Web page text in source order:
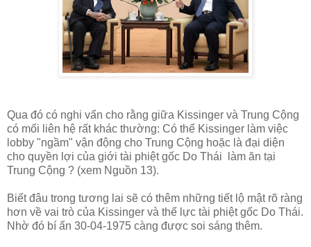
Qua đó có nghi vấn cho rằng giữa Kissinger và Trung Cộng
có mối liên hệ rất khác thường: Có thể Kissinger làm việc
lobby "ngầm" vận động cho Trung Cộng hoặc là đại diện
cho quyền lợi của giới tài phiệt gốc Do Thái làm ăn tại
Trung Cộng ? (xem Nguồn 13).
Biết đâu trong tương lai sẽ có thêm những tiết lộ mật rõ ràng
hơn về vai trò của Kissinger và thế lực tài phiệt gốc Do Thái.
Nhờ đó bí ẩn 30-04-1975 càng được soi sáng thêm.